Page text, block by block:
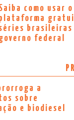
como usar
brasileiras
federal
a
sobre
e biodiesel